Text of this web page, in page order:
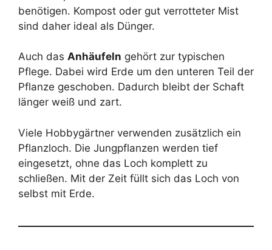
benötigen. Kompost oder gut verrotteter Mist
sind daher ideal als Dünger.
Auch das Anhäufeln gehört zur typischen
Pflege. Dabei wird Erde um den unteren Teil der
Pflanze geschoben. Dadurch bleibt der Schaft
länger weiß und zart.
Viele Hobbygärtner verwenden zusätzlich ein
Pflanzloch. Die Jungpflanzen werden tief
eingesetzt, ohne das Loch komplett zu
schließen. Mit der Zeit füllt sich das Loch von
selbst mit Erde.